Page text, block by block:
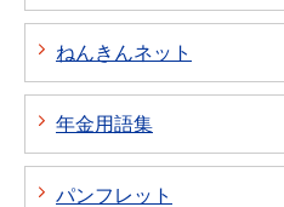
ねんきんネット
年金用語集
パンフレット